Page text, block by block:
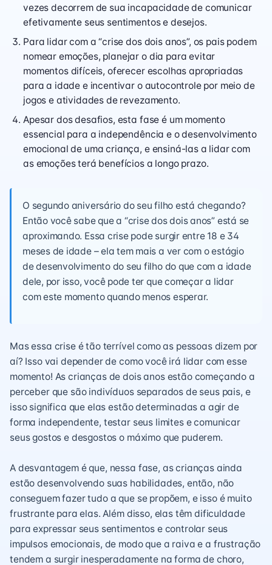
vezes decorrem de sua incapacidade de comunicar
efetivamente seus sentimentos e desejos.
Para lidar com a “crise dos dois anos”, os pais podem
nomear emoções, planejar o dia para evitar
momentos difíceis, oferecer escolhas apropriadas
para a idade e incentivar o autocontrole por meio de
jogos e atividades de revezamento.
Apesar dos desafios, esta fase é um momento
essencial para a independência e o desenvolvimento
emocional de uma criança, e ensiná-las a lidar com
as emoções terá benefícios a longo prazo.
O segundo aniversário do seu filho está chegando?
Então você sabe que a “crise dos dois anos” está se
aproximando. Essa crise pode surgir entre 18 e 34
meses de idade – ela tem mais a ver com o estágio
de desenvolvimento do seu filho do que com a idade
dele, por isso, você pode ter que começar a lidar
com este momento quando menos esperar.
Mas essa crise é tão terrível como as pessoas dizem por
aí? Isso vai depender de como você irá lidar com esse
momento! As crianças de dois anos estão começando a
perceber que são indivíduos separados de seus pais, e
isso significa que elas estão determinadas a agir de
forma independente, testar seus limites e comunicar
seus gostos e desgostos o máximo que puderem.
A desvantagem é que, nessa fase, as crianças ainda
estão desenvolvendo suas habilidades, então, não
conseguem fazer tudo a que se propõem, e isso é muito
frustrante para elas. Além disso, elas têm dificuldade
para expressar seus sentimentos e controlar seus
impulsos emocionais, de modo que a raiva e a frustração
tendem a surgir inesperadamente na forma de choro,